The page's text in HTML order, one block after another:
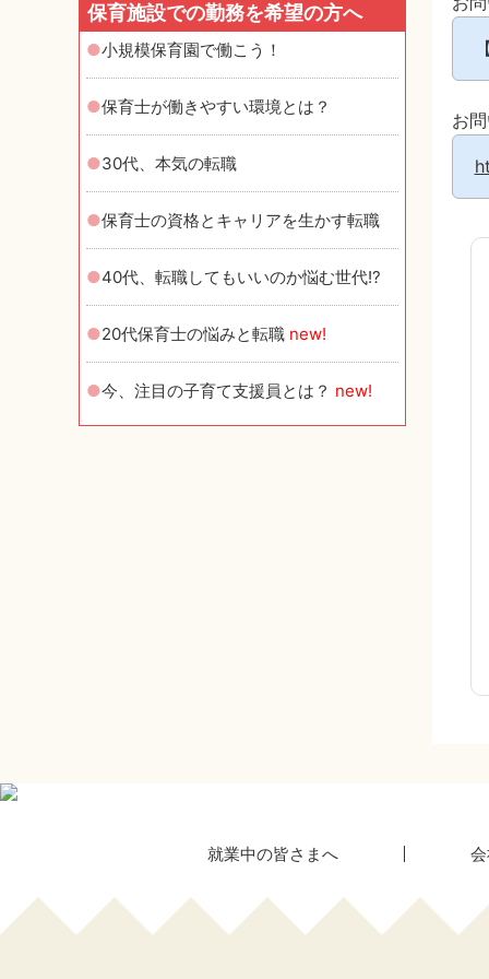
お
保育施設での勤務を希望の方へ
小規模保育園で働こう！
保育士が働きやすい環境とは？
30代、本気の転職
保育士の資格とキャリアを生かす転職
40代、転職してもいいのか悩む世代!?
20代保育士の悩みと転職 new!
今、注目の子育て支援員とは？ new!
就業中の皆さまへ